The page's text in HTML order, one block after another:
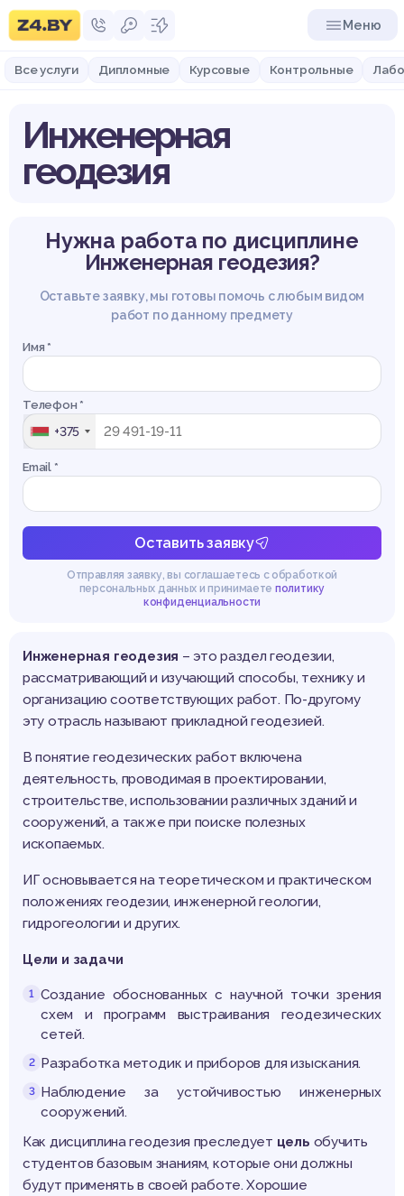
Меню
Все услуги Дипломные Курсовые Контрольные
Инженерная
геодезия
Нужна работа по дисциплине
Инженерная геодезия?
Оставьте заявку, мы готовы помочь с любым видом
работ по данному предмету
Имя *
Телефон *
+375
Email *
Оставить заявку
Отправляя заявку, вы соглашаетесь с обработкой
персональных данных и принимаете политику
конфиденциальности
Инженерная геодезия – это раздел геодезии,
рассматривающий и изучающий способы, технику и
организацию соответствующих работ. По-другому
эту отрасль называют прикладной геодезией.
В понятие геодезических работ включена
деятельность, проводимая в проектировании,
строительстве, использовании различных зданий и
сооружений, а также при поиске полезных
ископаемых.
ИГ основывается на теоретическом и практическом
положениях геодезии, инженерной геологии,
гидрогеологии и других.
Цели и задачи
Создание обоснованных с научной точки зрения
схем и программ выстраивания геодезических
сетей.
Разработка методик и приборов для изыскания.
Наблюдение за устойчивостью инженерных
сооружений.
Как дисциплина геодезия преследует цель обучить
студентов базовым знаниям, которые они должны
будут применять в своей работе. Хорошие